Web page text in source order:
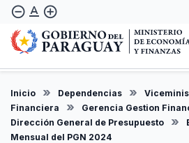
Pasar
contenido
principal
remove_circle_outline text_format add_circle_outline
Inicio Dependencias
Financiera
Gerencia Gestion
Dirección General de Presupuesto
Mensual del PGN 2024